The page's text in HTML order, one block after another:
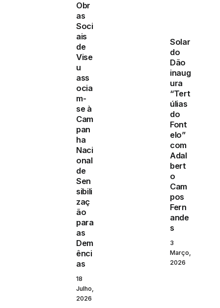
Obr
as
Soci
ais
de
Vise
u
ass
ocia
m-
se à
Cam
pan
ha
Naci
onal
de
Sen
sibili
zaç
ão
para
as
Dem
ênci
as
18
Julho,
2026
Solar
do
Dão
inaug
ura
“Tert
úlias
do
Font
elo”
com
Adal
bert
o
Cam
pos
Fern
ande
s
3
Março,
2026